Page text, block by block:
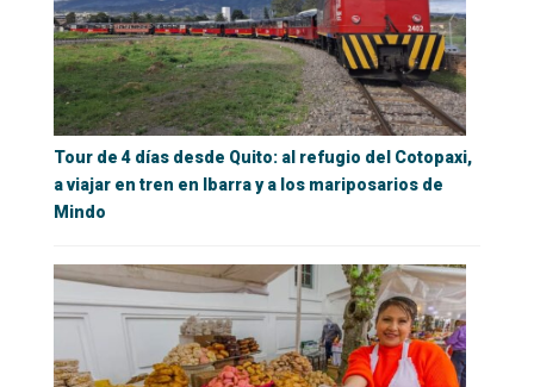
Tour de 4 días desde Quito: al refugio del Cotopaxi,
a viajar en tren en Ibarra y a los mariposarios de
Mindo